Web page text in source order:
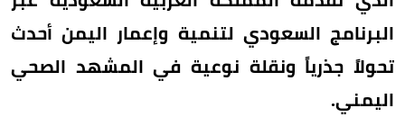
البرنامج السعودي لتنمية وإعمار اليمن أحدث
تحولاً جذرياً ونقلة نوعية في المشهد الصحي
اليمني.